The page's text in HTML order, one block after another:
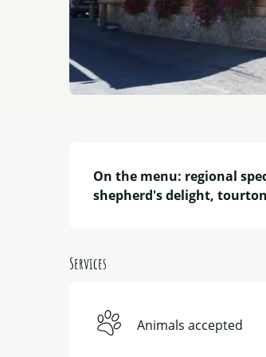
On the menu: regional
shepherd's delight,
Services
Animals accepted